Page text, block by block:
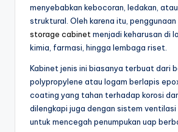
menyebabkan kebocoran, ledakan,
struktural. Oleh karena itu, penggunaan
storage cabinetmenjadi keharusan di
kimia, farmasi, hingga lembaga riset.
Kabinet jenis ini biasanya terbuat dari
polypropylene atau logam berlapis
coating yang tahan terhadap korosi
dilengkapi juga dengan sistem
untuk mencegah penumpukan uap